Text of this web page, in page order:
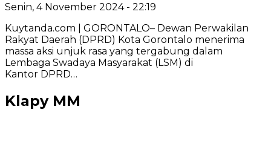
Senin, 4 November 2024 - 22:19
Kuytanda.com | GORONTALO– Dewan Perwakilan
Rakyat Daerah (DPRD) Kota Gorontalo menerima
massa aksi unjuk rasa yang tergabung dalam
Lembaga Swadaya Masyarakat (LSM) di
Kantor DPRD…
Klapy MM